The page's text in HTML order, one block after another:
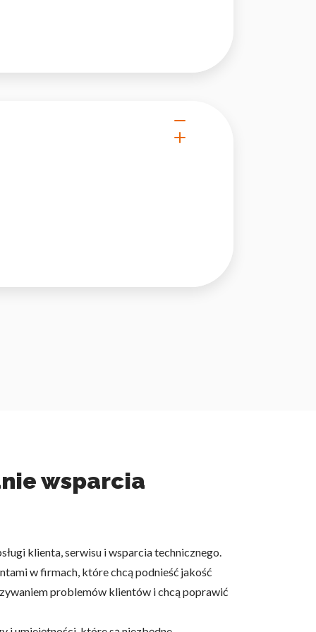
wsparcia
klienta, serwisu i wsparcia technicznego.
w firmach, które chcą podnieść jakość
problemów klientów i chcą poprawić